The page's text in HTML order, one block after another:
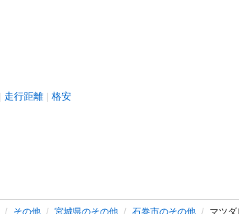
走行距離 格安
その他 宮城県のその他 石巻市のその他 マツ